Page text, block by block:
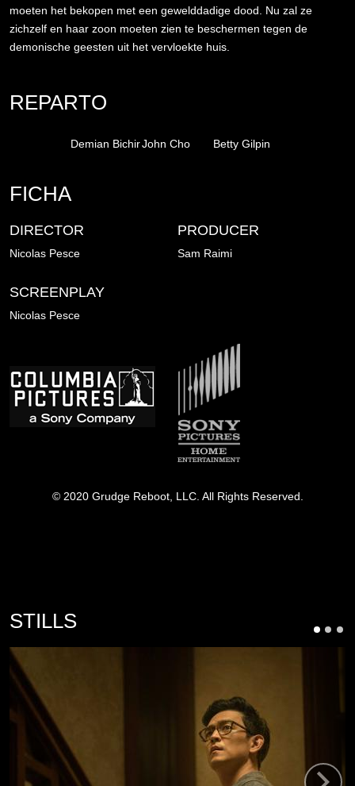
moeten het bekopen met een gewelddadige dood. Nu zal ze
zichzelf en haar zoon moeten zien te beschermen tegen de
demonische geesten uit het vervloekte huis.
REPARTO
Demian BichirJohn Cho Betty Gilpin
FICHA
DIRECTOR
Nicolas Pesce
PRODUCER
Sam Raimi
SCREENPLAY
Nicolas Pesce
Afbeelding
© 2020 Grudge Reboot, LLC. All Rights Reserved.
STILLS